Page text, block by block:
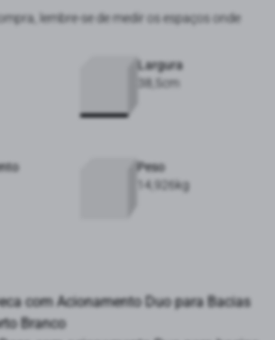
lembre-se de medir os espaços onde
Largura
38,5cm
Peso
14,926kg
com Acionamento Duo para Bacias
Branco